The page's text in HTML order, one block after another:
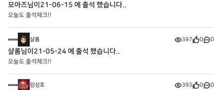
모아즈님이21-06-15 에 출석 했습니다..
오늘도 출석체크!!
샬롬 397 0 0
샬롬님이21-05-24 에 출석 했습니다..
오늘도 출석체크!!
임성호 393 0 0